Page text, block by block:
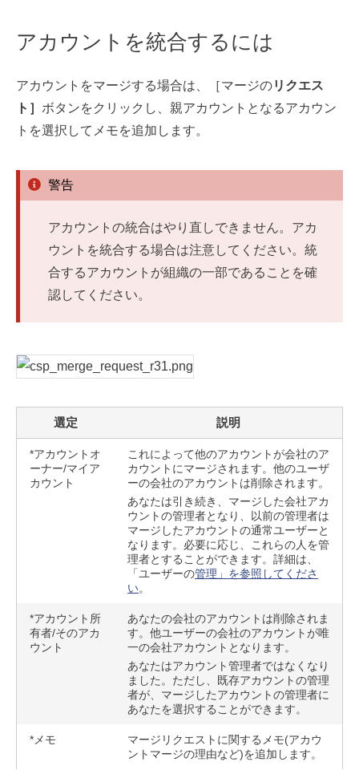
アカウントを統合するには
アカウントをマージする場合は、［マージのリクエス
ト］ ボタンをクリックし、親アカウントとなるアカウン
トを選択してメモを追加します。
警告
アカウントの統合はやり直しできません。アカ
ウントを統合する場合は注意してください。統
合するアカウントが組織の一部であることを確
認してください。
選定 説明
*アカウントオ
ーナー/マイア
カウント
これによって他のアカウントが会社のア
カウントにマージされます。他のユーザ
ーの会社のアカウントは削除されます。
あなたは引き続き、マージした会社アカ
ウントの管理者となり、以前の管理者は
マージしたアカウントの通常ユーザーと
なります。必要に応じ、これらの人を管
理者とすることができます。詳細は、
「ユーザーの管理」を参照してくださ
い。
*アカウント所
有者/そのアカ
ウント
あなたの会社のアカウントは削除されま
す。他ユーザーの会社のアカウントが唯
一の会社アカウントとなります。
あなたはアカウント管理者ではなくなり
ました。ただし、既存アカウントの管理
者が、マージしたアカウントの管理者に
あなたを選択することができます。
*メモ
マージリクエストに関するメモ(アカウ
ントマージの理由など)を追加します。